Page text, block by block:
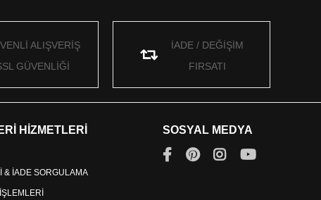
ALIŞVERİŞ
GÜVENLİĞİ
İADE / DEĞİŞİM
FIRSATI
HİZMETLERİ
& İADE SORGULAMA
SOSYAL MEDYA